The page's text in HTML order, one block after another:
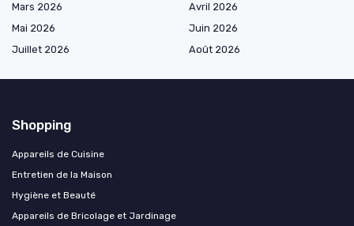
Mars 2026
Avril 2026
Mai 2026
Juin 2026
Juillet 2026
Août 2026
Shopping
Appareils de Cuisine
Entretien de la Maison
Hygiène et Beauté
Appareils de Bricolage et Jardinage